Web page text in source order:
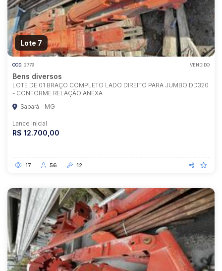
Lote 7
COD. 2779 VENDIDO
Bens diversos
LOTE DE 01 BRAÇO COMPLETO LADO DIREITO PARA JUMBO DD320
- CONFORME RELAÇÃO ANEXA
Sabará - MG
Lance Inicial
R$ 12.700,00
17 56 12